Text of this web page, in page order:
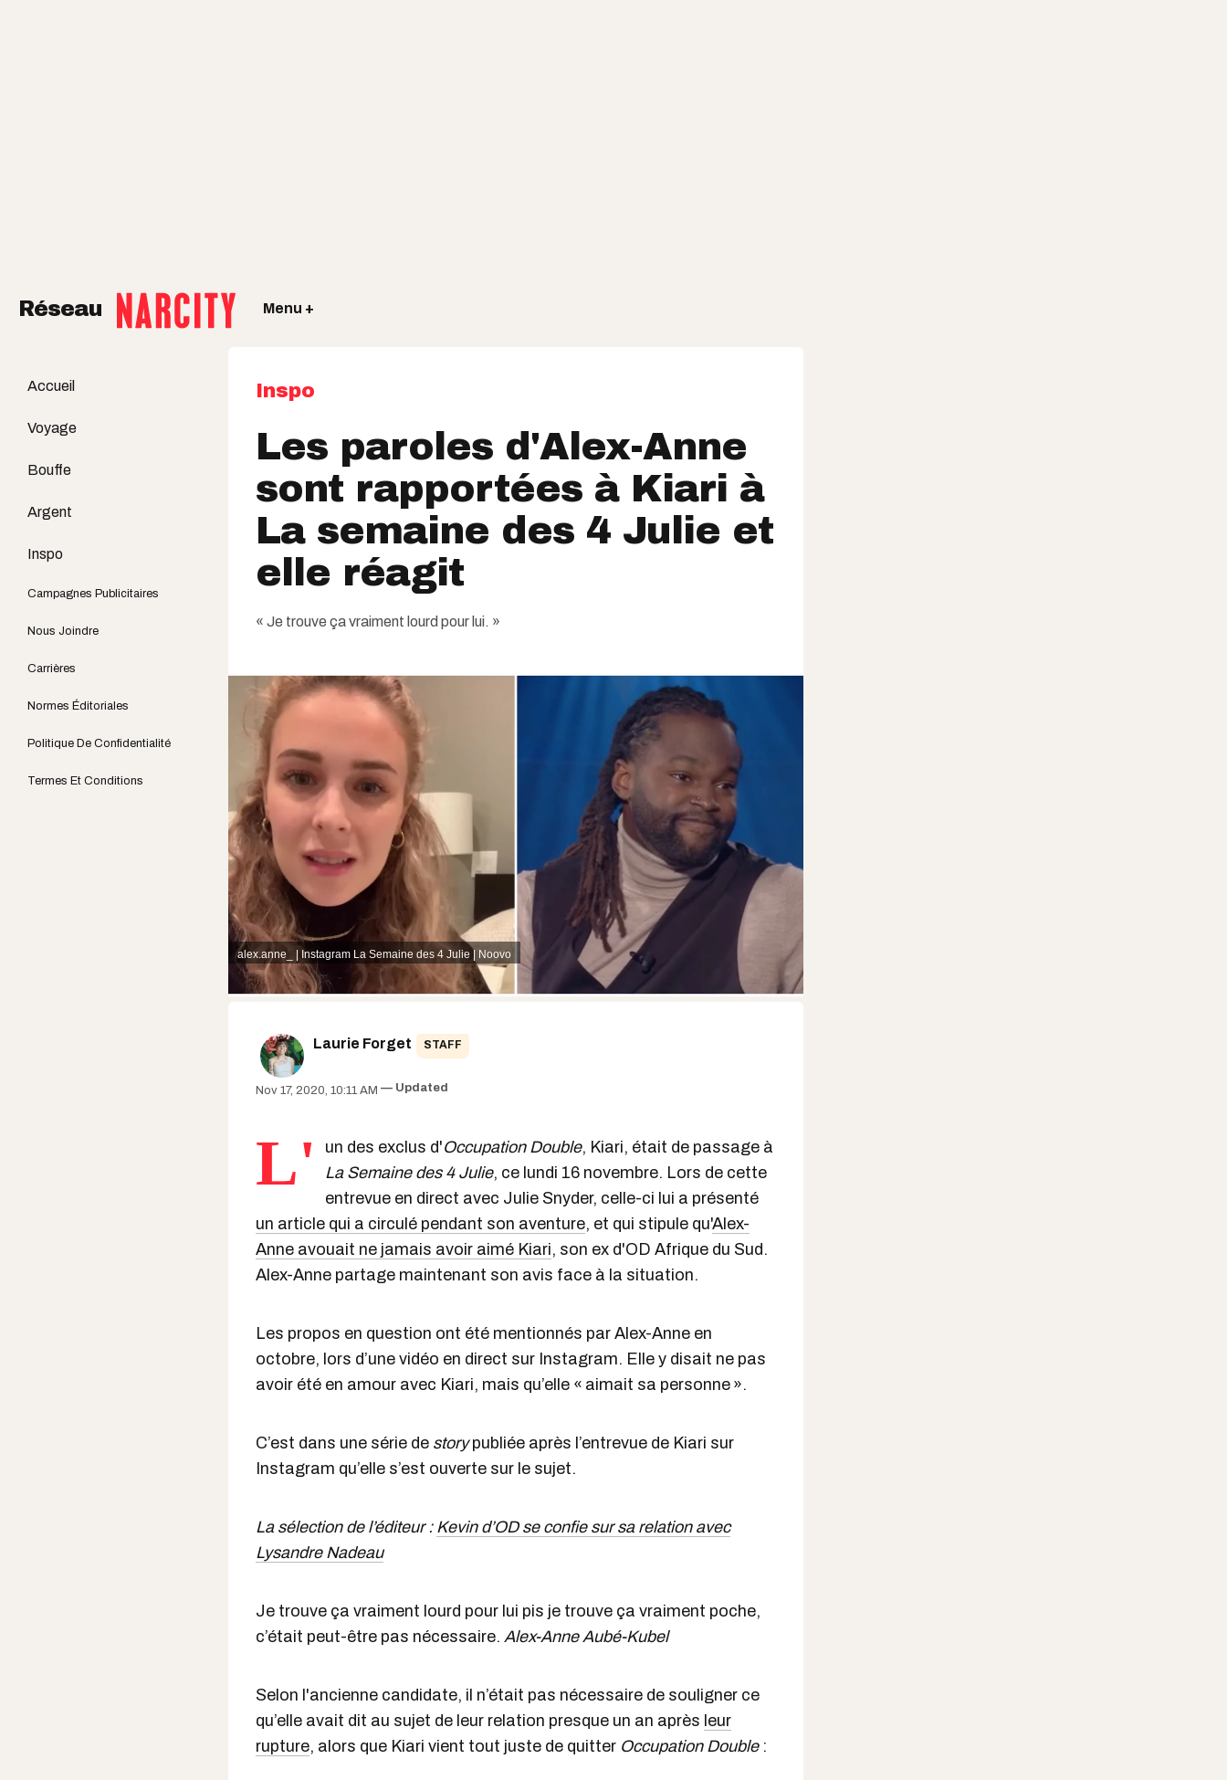
Réseau Menu +
Accueil
Voyage
Bouffe
Argent
Inspo
Campagnes Publicitaires
Nous Joindre
Carrières
Normes Éditoriales
Politique De Confidentialité
Termes Et Conditions
Inspo
Les paroles d'Alex-Anne
sont rapportées à Kiari à
La semaine des 4 Julie et
elle réagit
« Je trouve ça vraiment lourd pour lui. »
alex.anne_ | Instagram La Semaine des 4 Julie | Noovo
Laurie Forget STAFF
Nov 17, 2020, 10:11 AM Updated
L' un des exclus d'Occupation Double, Kiari, était de passage à
La Semaine des 4 Julie, ce lundi 16 novembre. Lors de cette
entrevue en direct avec Julie Snyder, celle-ci lui a présenté
un article qui a circulé pendant son aventure, et qui stipule qu'Alex-
Anne avouait ne jamais avoir aimé Kiari, son ex d'OD Afrique du Sud.
Alex-Anne partage maintenant son avis face à la situation.
Les propos en question ont été mentionnés par Alex-Anne en
octobre, lors d’une vidéo en direct sur Instagram. Elle y disait ne pas
avoir été en amour avec Kiari, mais qu’elle « aimait sa personne ».
C’est dans une série de storypubliée après l’entrevue de Kiari sur
Instagram qu’elle s’est ouverte sur le sujet.
La sélection de l’éditeur : Kevin d’OD se confie sur sa relation avec
Lysandre Nadeau
Je trouve ça vraiment lourd pour lui pis je trouve ça vraiment poche,
c’était peut-être pas nécessaire. Alex-Anne Aubé-Kubel
Selon l'ancienne candidate, il n’était pas nécessaire de souligner ce
qu’elle avait dit au sujet de leur relation presque un an après leur
rupture, alors que Kiari vient tout juste de quitter Occupation Double: